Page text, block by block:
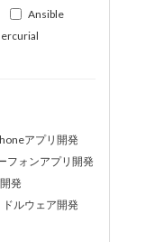
Ansible
アプリ開発
フォンアプリ開発
発
ドルウェア開発